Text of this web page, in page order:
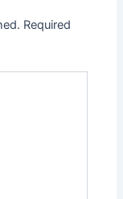
Required